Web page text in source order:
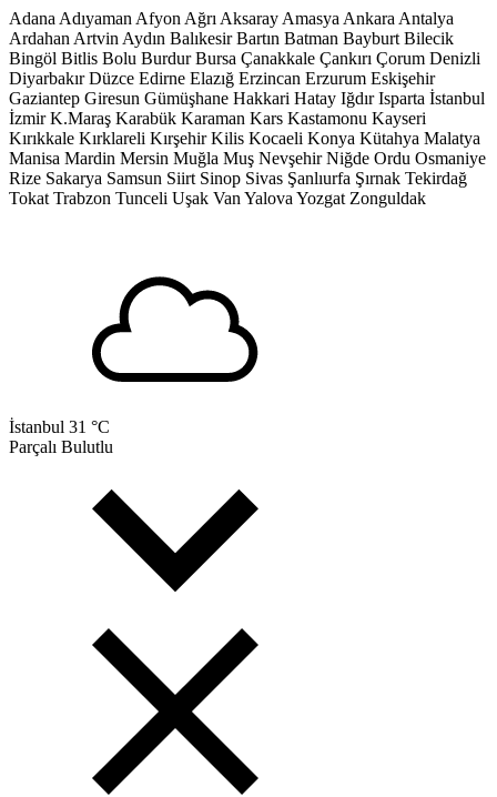
Adana Adıyaman Afyon Ağrı Aksaray Amasya Ankara Antalya
Ardahan Artvin Aydın Balıkesir Bartın Batman Bayburt Bilecik
Bingöl Bitlis Bolu Burdur Bursa Çanakkale Çankırı Çorum Denizli
Diyarbakır Düzce Edirne Elazığ Erzincan Erzurum Eskişehir
Gaziantep Giresun Gümüşhane Hakkari Hatay Iğdır Isparta İstanbul
İzmir K.Maraş Karabük Karaman Kars Kastamonu Kayseri
Kırıkkale Kırklareli Kırşehir Kilis Kocaeli Konya Kütahya Malatya
Manisa Mardin Mersin Muğla Muş Nevşehir Niğde Ordu Osmaniye
Rize Sakarya Samsun Siirt Sinop Sivas Şanlıurfa Şırnak Tekirdağ
Tokat Trabzon Tunceli Uşak Van Yalova Yozgat Zonguldak
İstanbul 31 °C
Parçalı Bulutlu